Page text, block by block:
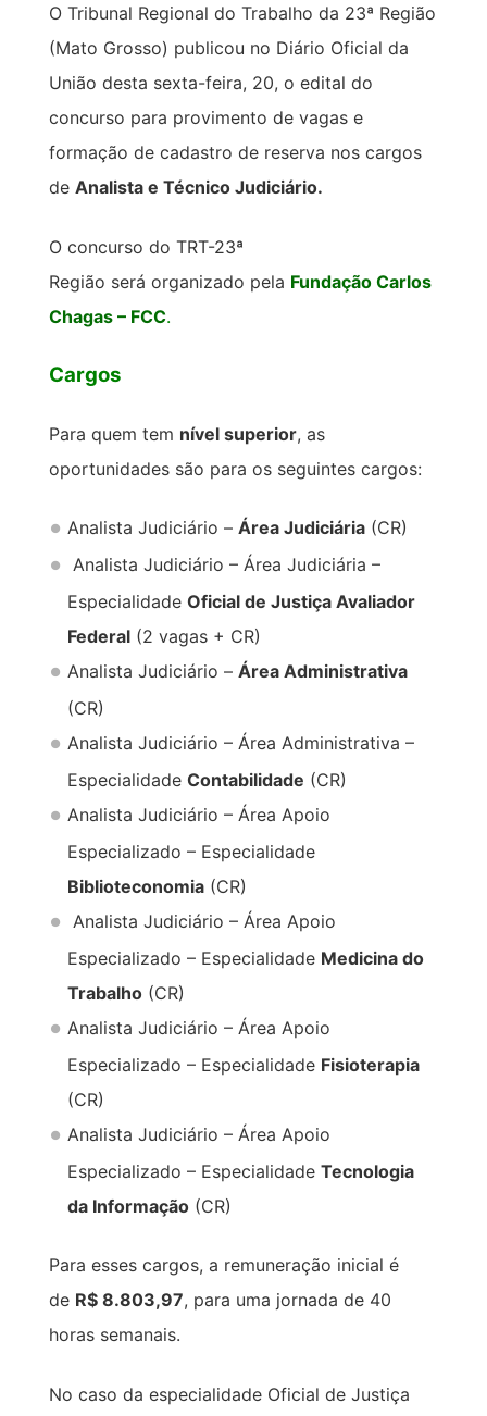
O Tribunal Regional do Trabalho da 23ª Região
(Mato Grosso) publicou no Diário Oficial da
União desta sexta-feira, 20, o edital do
concurso para provimento de vagas e
formação de cadastro de reserva nos cargos
de Analista e Técnico Judiciário.
O concurso do TRT-23ª
Região será organizado pela Fundação Carlos
Chagas – FCC.
Cargos
Para quem tem nível superior, as
oportunidades são para os seguintes cargos:
Analista Judiciário – Área Judiciária(CR)
Analista Judiciário – Área Judiciária –
Especialidade Oficial de Justiça Avaliador
Federal(2 vagas + CR)
Analista Judiciário – Área Administrativa
(CR)
Analista Judiciário – Área Administrativa –
Especialidade Contabilidade (CR)
Analista Judiciário – Área Apoio
Especializado – Especialidade
Biblioteconomia(CR)
Analista Judiciário – Área Apoio
Especializado – Especialidade Medicina do
Trabalho(CR)
Analista Judiciário – Área Apoio
Especializado – Especialidade Fisioterapia
(CR)
Analista Judiciário – Área Apoio
Especializado – Especialidade Tecnologia
da Informação(CR)
Para esses cargos, a remuneração inicial é
de R$ 8.803,97, para uma jornada de 40
horas semanais.
No caso da especialidade Oficial de Justiça